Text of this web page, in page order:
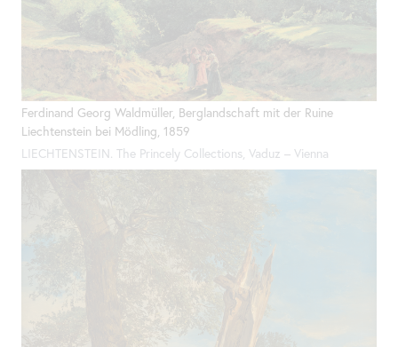
Ferdinand Georg Waldmüller, Berglandschaft mit der Ruine
Liechtenstein bei Mödling, 1859
LIECHTENSTEIN. The Princely Collections, Vaduz – Vienna